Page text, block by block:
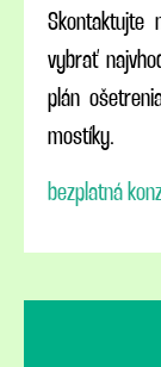
vybrať
plán
mostíky.
bezplatná